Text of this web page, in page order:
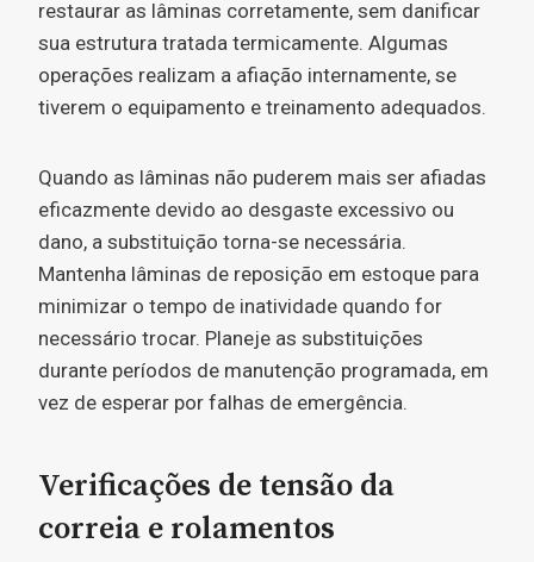
restaurar as lâminas corretamente, sem danificar
sua estrutura tratada termicamente. Algumas
operações realizam a afiação internamente, se
tiverem o equipamento e treinamento adequados.
Quando as lâminas não puderem mais ser afiadas
eficazmente devido ao desgaste excessivo ou
dano, a substituição torna-se necessária.
Mantenha lâminas de reposição em estoque para
minimizar o tempo de inatividade quando for
necessário trocar. Planeje as substituições
durante períodos de manutenção programada, em
vez de esperar por falhas de emergência.
Verificações de tensão da
correia e rolamentos